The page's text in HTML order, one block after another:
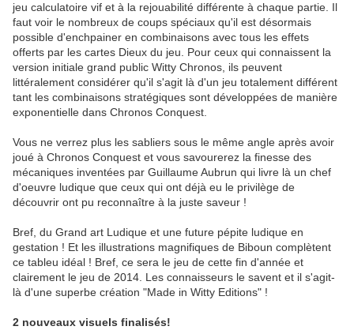
jeu calculatoire vif et à la rejouabilité différente à chaque partie. Il
faut voir le nombreux de coups spéciaux qu'il est désormais
possible d'enchpainer en combinaisons avec tous les effets
offerts par les cartes Dieux du jeu. Pour ceux qui connaissent la
version initiale grand public Witty Chronos, ils peuvent
littéralement considérer qu'il s'agit là d'un jeu totalement différent
tant les combinaisons stratégiques sont développées de manière
exponentielle dans Chronos Conquest.
Vous ne verrez plus les sabliers sous le même angle après avoir
joué à Chronos Conquest et vous savourerez la finesse des
mécaniques inventées par Guillaume Aubrun qui livre là un chef
d'oeuvre ludique que ceux qui ont déjà eu le privilège de
découvrir ont pu reconnaître à la juste saveur !
Bref, du Grand art Ludique et une future pépite ludique en
gestation ! Et les illustrations magnifiques de Biboun complètent
ce tableu idéal ! Bref, ce sera le jeu de cette fin d'année et
clairement le jeu de 2014. Les connaisseurs le savent et il s'agit-
là d'une superbe création "Made in Witty Editions" !
2 nouveaux visuels finalisés!